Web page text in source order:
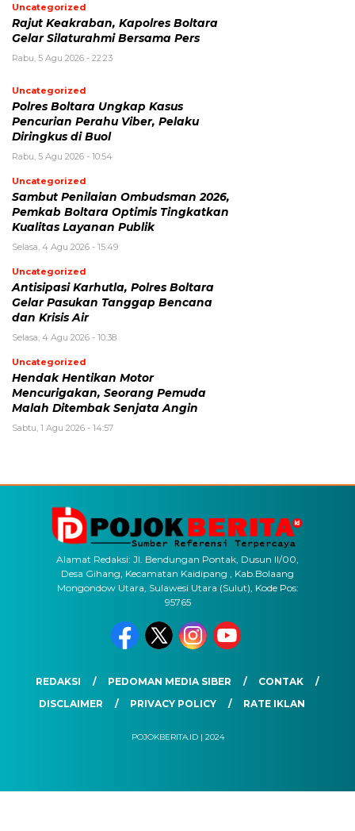
Uncategorized
Rajut Keakraban, Kapolres Boltara
Gelar Silaturahmi Bersama Pers
Rabu, 5 Agu 2026 - 22:23
Uncategorized
Polres Boltara Ungkap Kasus
Pencurian Perahu Viber, Pelaku
Diringkus di Buol
Rabu, 5 Agu 2026 - 10:54
Uncategorized
Sambut Penilaian Ombudsman 2026,
Pemkab Boltara Optimis Tingkatkan
Kualitas Layanan Publik
Selasa, 4 Agu 2026 - 15:49
Uncategorized
Antisipasi Karhutla, Polres Boltara
Gelar Pasukan Tanggap Bencana
dan Krisis Air
Selasa, 4 Agu 2026 - 10:38
Uncategorized
Hendak Hentikan Motor
Mencurigakan, Seorang Pemuda
Malah Ditembak Senjata Angin
Sabtu, 1 Agu 2026 - 14:57
Alamat Redaksi: Jl. Bendungan Pontak, Dusun II/00,
Desa Gihang, Kecamatan Kaidipang , Kab.Bolaang
Mongondow Utara, Sulawesi Utara (Sulut), Kode Pos:
95765
REDAKSI PEDOMAN MEDIA SIBER
CONTAK
DISCLAIMER
PRIVACY POLICY RATE IKLAN
POJOKBERITA.ID | 2024